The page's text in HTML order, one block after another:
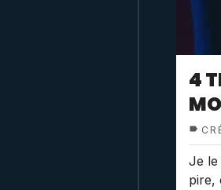
4
Je le
pire,